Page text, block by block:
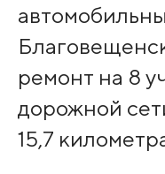
ремонт на 8
дорожной
15,7